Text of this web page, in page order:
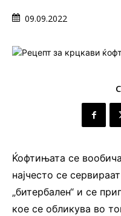
09.09.2022
Ќофтињата се
најчесто се
„битербален“ и се
кое се обликува во